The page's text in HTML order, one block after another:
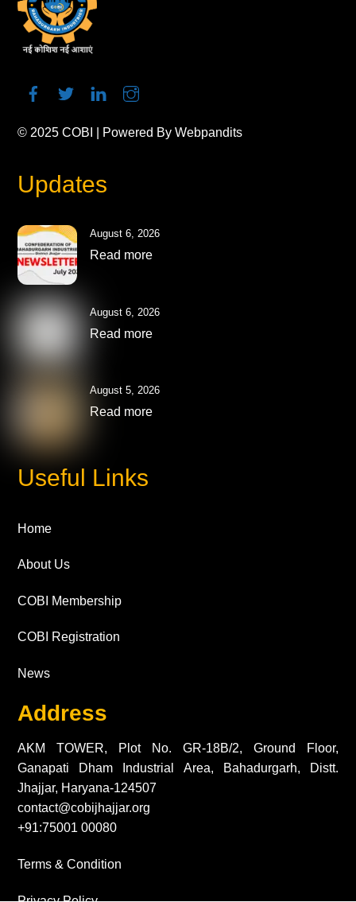
© 2025COBI | Powered ByWebpandits
Updates
August 6, 2026
Read more
August 6, 2026
Read more
August 5, 2026
Read more
Useful Links
Home
About Us
COBI Membership
COBI Registration
News
Address
AKM TOWER, Plot No. GR-18B/2, Ground Floor,
Ganapati Dham Industrial Area, Bahadurgarh, Distt.
Jhajjar, Haryana-124507
contact@cobijhajjar.org
+91:75001 00080
Terms & Condition